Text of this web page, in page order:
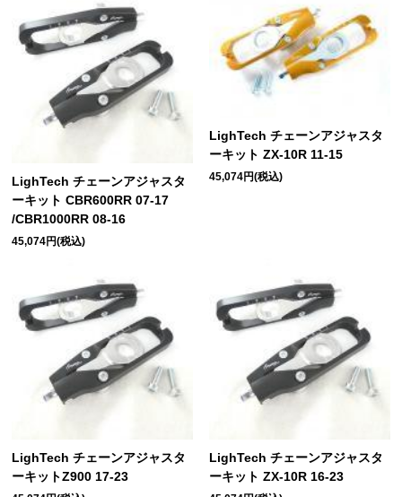
LighTech チェーンアジャスタ
ーキット CBR600RR 07-17
/CBR1000RR 08-16
45,074円(税込)
LighTech チェーンアジャスタ
ーキット ZX-10R 11-15
45,074円(税込)
LighTech チェーンアジャスタ
ーキットZ900 17-23
LighTech チェーンアジャスタ
ーキット ZX-10R 16-23